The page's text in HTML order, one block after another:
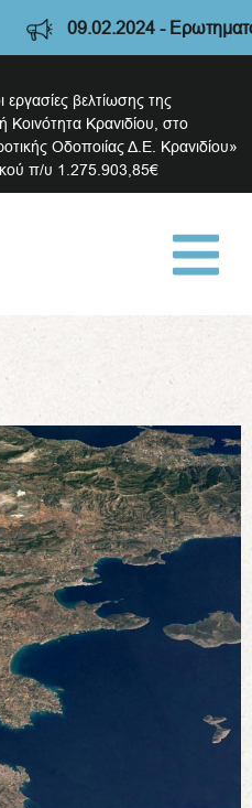
09.02.2024 -
εργασίες βελτίωσης της
Κοινότητα Κρανιδίου, στο
Οδοποιίας Δ.Ε. Κρανιδίου»
π/υ 1.275.903,85€